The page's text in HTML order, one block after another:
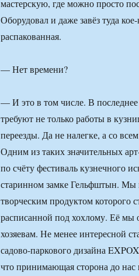
мастерскую, где можно просто
Оборудовал и даже завёз туда
распакованная.
— Нет времени?
— И это в том числе. В последнее
требуют не только работы в
переезды. Да не налегке, а со
Одним из таких значительных
по счёту фестиваль кузнечного
старинном замке Гельфштын. Мы
творческим продуктом которого
расписанной под хохлому. Её
хозяевам. Не менее интересной
садово-паркового дизайна
что принимающая сторона до нас